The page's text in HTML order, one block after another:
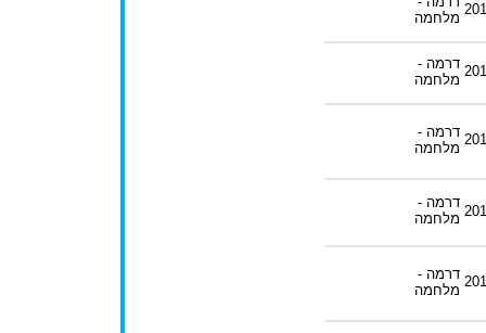
מלחמה
דרמה -
מלחמה
דרמה -
מלחמה
דרמה -
מלחמה
דרמה -
מלחמה